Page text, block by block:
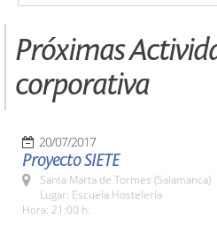
Próximas
corporativa
20/07/2017
Proyecto SIETE
Santa Marta de Tormes (Salamanca)
Lugar: Escuela Hostelería
Hora: 21:00 h.